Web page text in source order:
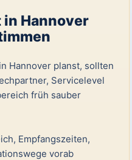
Hannover
Hannover planst, sollten
Servicelevel
früh sauber
Empfangszeiten,
vorab